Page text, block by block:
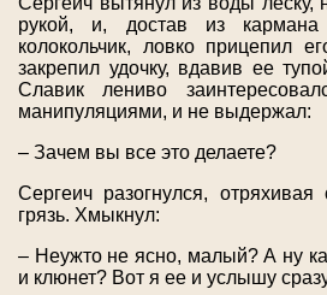
рукой, и, достав из кармана
колокольчик, ловко прицепил
закрепил удочку, вдавив ее
Славик лениво
манипуляциями, и не выдержал:
– Зачем вы все это делаете?
Сергеич разогнулся,
грязь. Хмыкнул:
– Неужто не ясно, малый? А ну
и клюнет? Вот я ее и услышу